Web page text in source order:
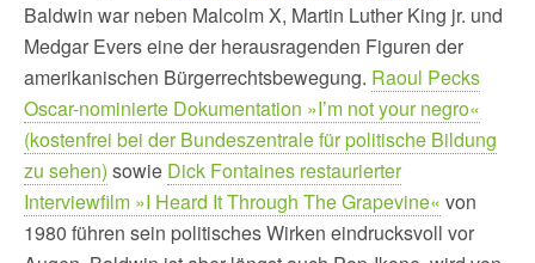
Baldwin war neben Malcolm X, Martin Luther King jr. und
Medgar Evers eine der herausragenden Figuren der
amerikanischen Bürgerrechtsbewegung. Raoul Pecks
Oscar-nominierte Dokumentation »I’m not your negro«
(kostenfrei bei der Bundeszentrale für politische Bildung
zu sehen) sowie Dick Fontaines restaurierter
Interviewfilm »I Heard It Through The Grapevine« von
1980 führen sein politisches Wirken eindrucksvoll vor